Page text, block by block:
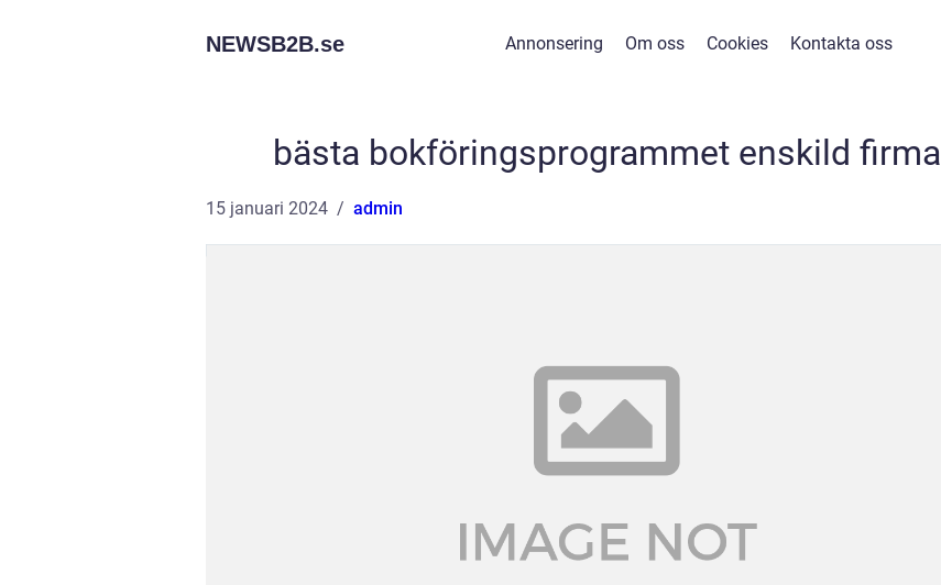
NEWSB2B.se Annonsering Om oss Cookies Kontakta oss
bästa bokföringsprogrammet enskild firma
15 januari 2024 admin